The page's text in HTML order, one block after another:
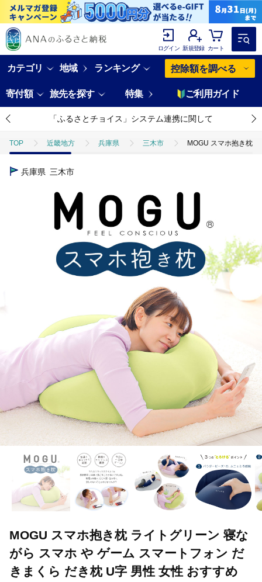
ログイン 新規登録 カート
カテゴリ 地域 ランキング 控除額を調べる
寄付額 旅先を探す 特集 ご利用ガイド
「ふるさとチョイス」システム連携に関して
TOP 近畿地方 兵庫県 三木市 MOGU スマホ抱き枕
兵庫県 三木市
MOGU スマホ抱き枕 ライトグリーン 寝な
がら スマホ や ゲーム スマートフォン だ
きまくら だき枕 U字 男性 女性 おすすめ